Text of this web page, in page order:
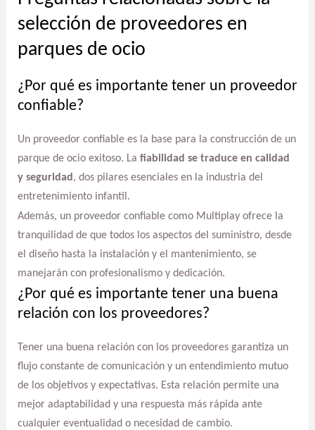
selección de proveedores en
parques de ocio
¿Por qué es importante tener un proveedor
confiable?
Un proveedor confiable es la base para la construcción de un
parque de ocio exitoso. La fiabilidad se traduce en calidad
y seguridad , dos pilares esenciales en la industria del
entretenimiento infantil.
Además, un proveedor confiable como Multiplay ofrece la
tranquilidad de que todos los aspectos del suministro, desde
el diseño hasta la instalación y el mantenimiento, se
manejarán con profesionalismo y dedicación.
¿Por qué es importante tener una buena
relación con los proveedores?
Tener una buena relación con los proveedores garantiza un
flujo constante de comunicación y un entendimiento mutuo
de los objetivos y expectativas. Esta relación permite una
mejor adaptabilidad y una respuesta más rápida ante
cualquier eventualidad o necesidad de cambio.